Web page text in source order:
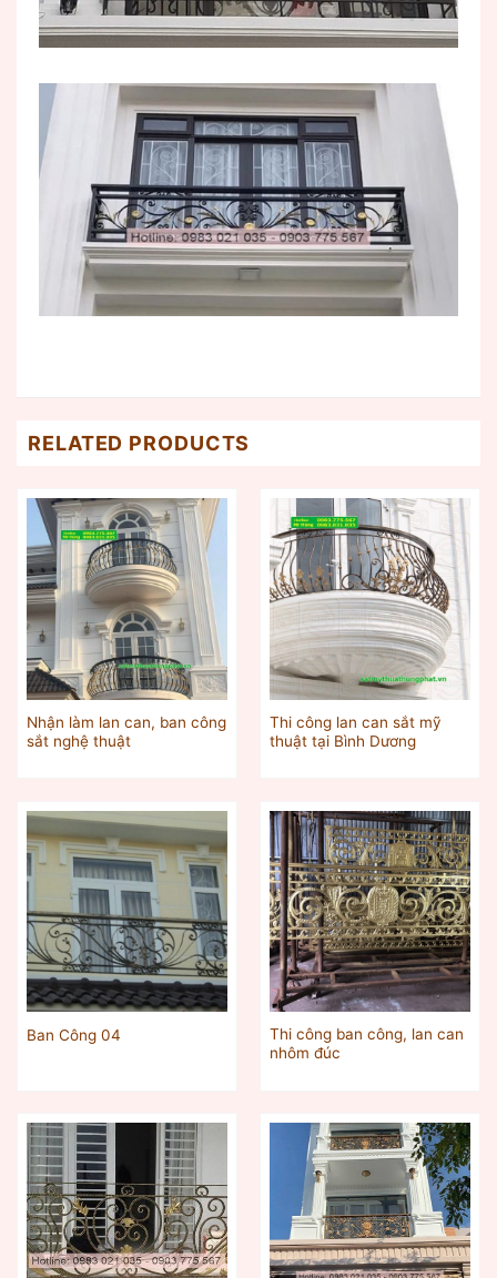
RELATED PRODUCTS
Nhận làm lan can, ban công
sắt nghệ thuật
Thi công lan can sắt mỹ
thuật tại Bình Dương
Ban Công 04
Thi công ban công, lan can
nhôm đúc